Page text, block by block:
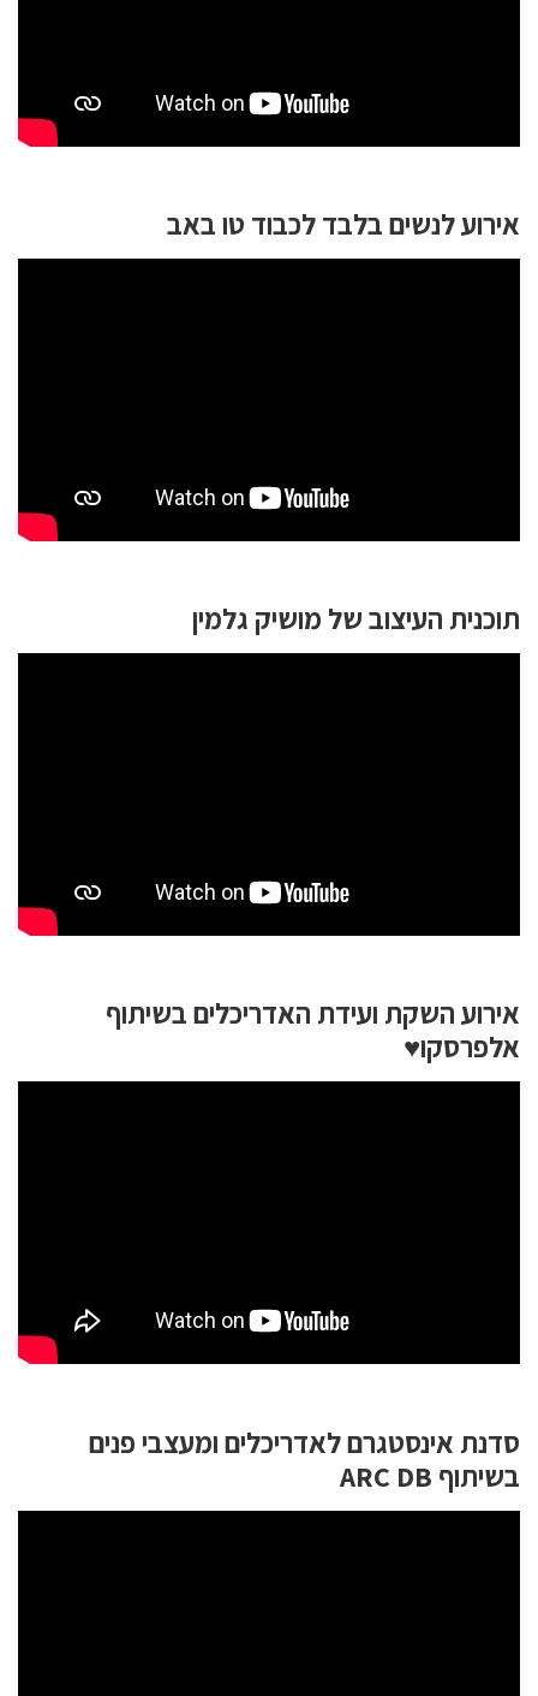
אירוע לנשים בלבד לכבוד טו באב
תוכנית העיצוב של מושיק גלמין
אירוע השקת ועידת האדריכלים בשיתוף
אלפרסקו♥
סדנת אינסטגרם לאדריכלים ומעצבי פנים
בשיתוף ARC DB